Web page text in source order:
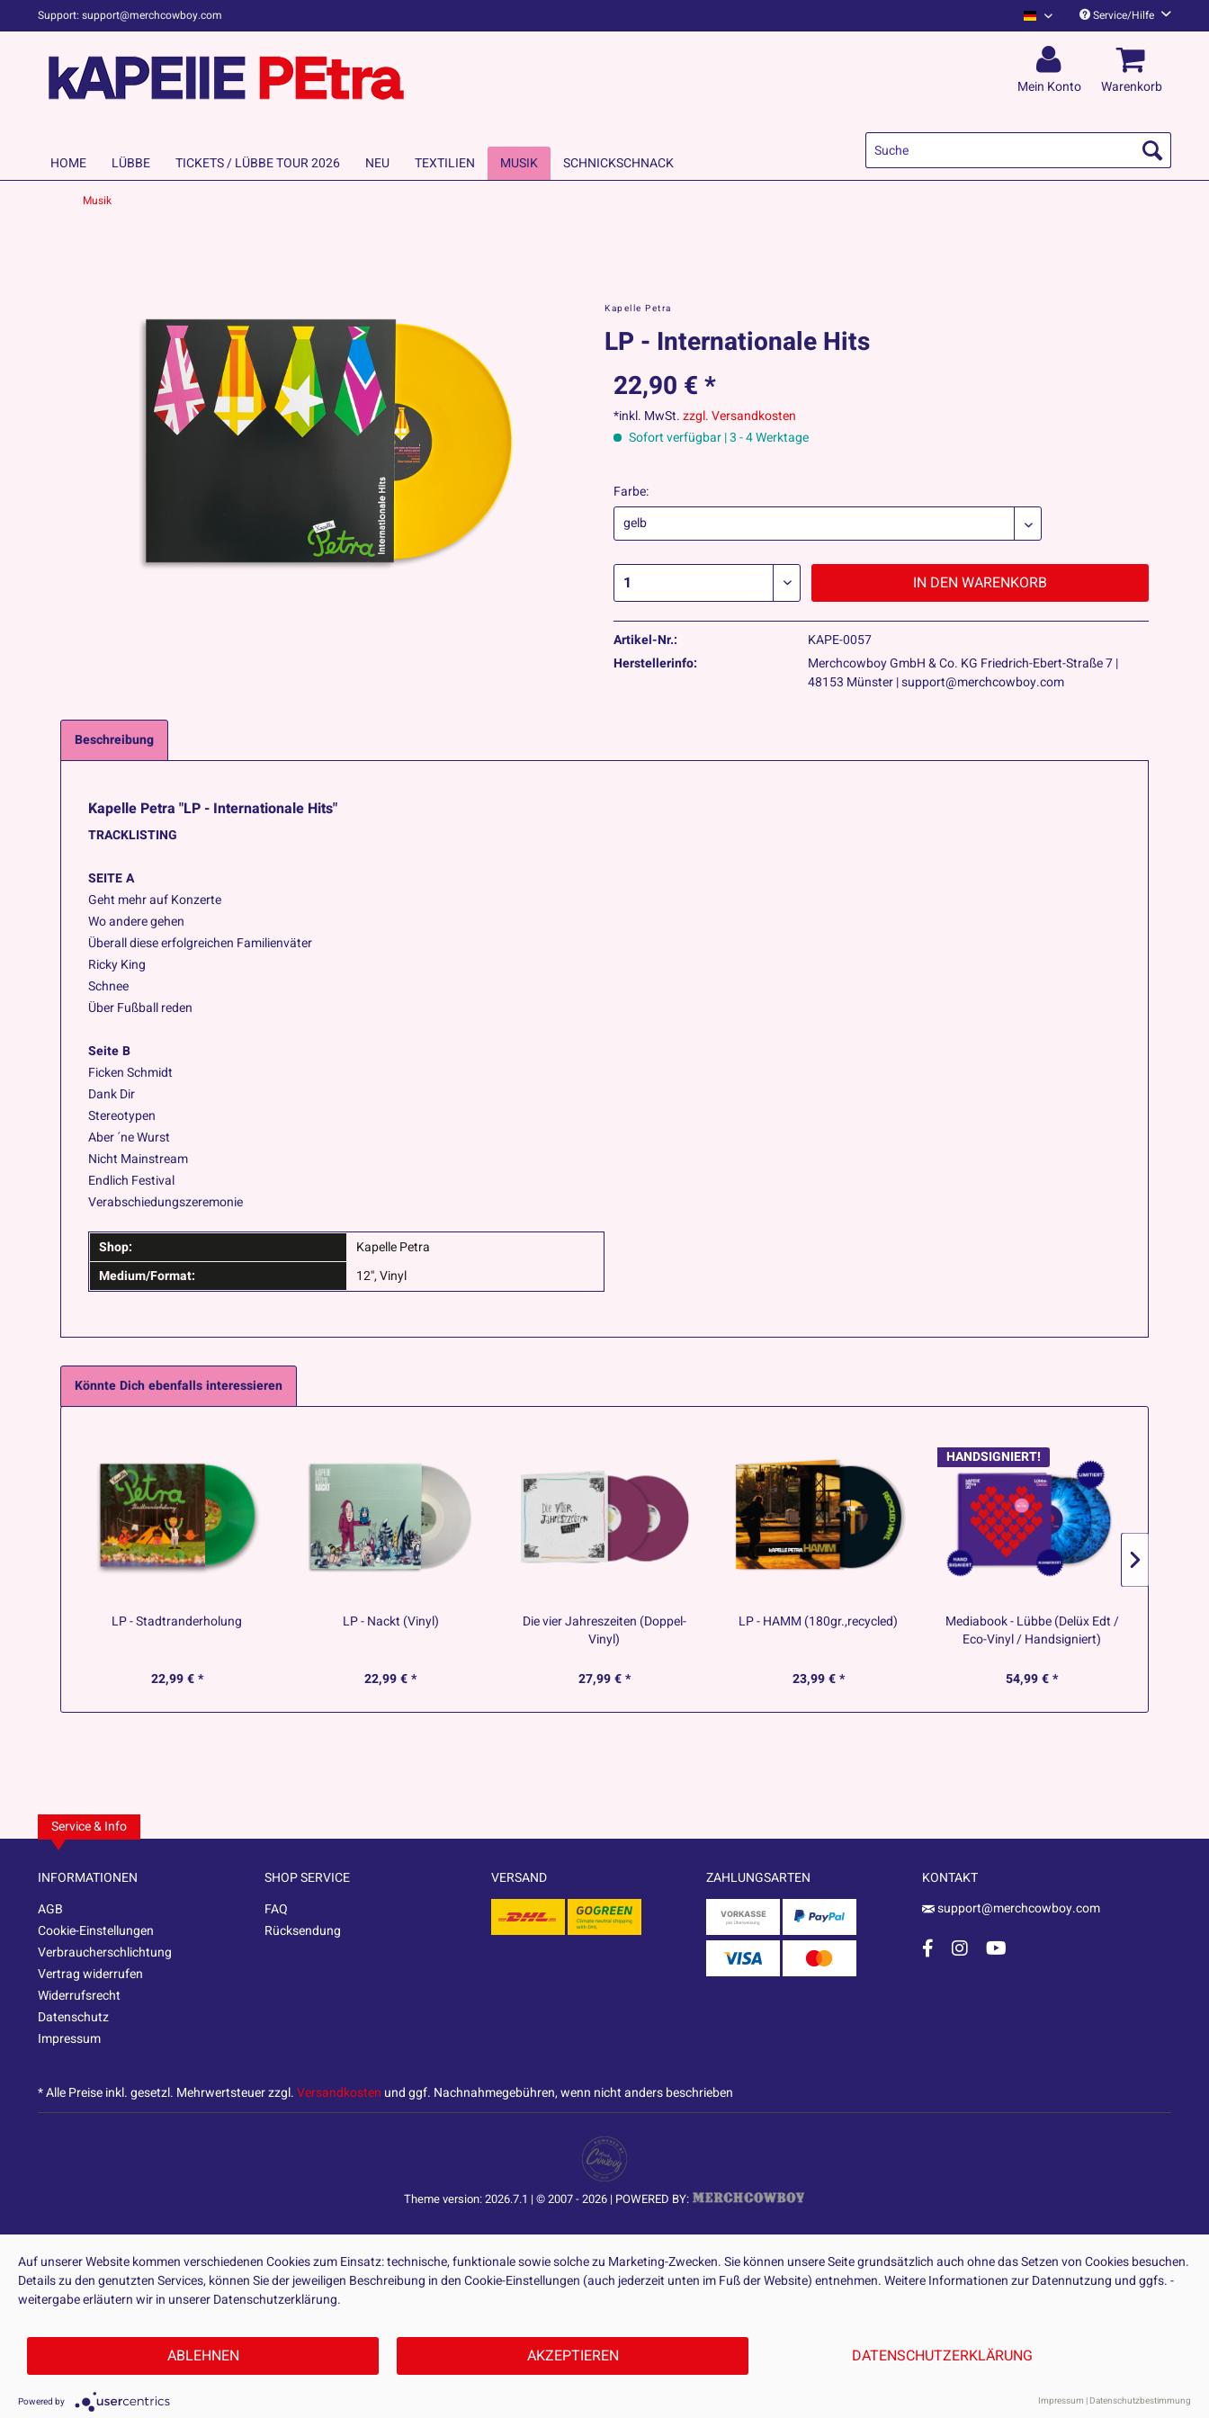
Support: support@merchcowboy.com Kapelle Petra Deutsch
Service/Hilfe
Mein Konto Warenkorb
HOME LÜBBE TICKETS / LÜBBE TOUR 2026 NEU TEXTILIEN MUSIK SCHNICKSCHNACK
Musik
Kapelle Petra
LP - Internationale Hits
22,90 € *
*inkl. MwSt.zzgl. Versandkosten
Sofort verfügbar | 3 - 4 Werktage
Farbe:
IN DEN WARENKORB
Artikel-Nr.:
KAPE-0057
Herstellerinfo:
Merchcowboy GmbH & Co. KG Friedrich-Ebert-Straße 7 |
48153 Münster | support@merchcowboy.com
Beschreibung
Kapelle Petra "LP - Internationale Hits"
TRACKLISTING
SEITE A
Geht mehr auf Konzerte
Wo andere gehen
Überall diese erfolgreichen Familienväter
Ricky King
Schnee
Über Fußball reden
Seite B
Ficken Schmidt
Dank Dir
Stereotypen
Aber ´ne Wurst
Nicht Mainstream
Endlich Festival
Verabschiedungszeremonie
Shop:
Kapelle Petra
Medium/Format:
12'', Vinyl
Könnte Dich ebenfalls interessieren
LP - Stadtranderholung
22,99 € *
LP - Nackt (Vinyl)
22,99 € *
Die vier Jahreszeiten (Doppel-
Vinyl)
27,99 € *
LP - HAMM (180gr.,recycled)
23,99 € *
HANDSIGNIERT!
Mediabook - Lübbe (Delüx Edt /
Eco-Vinyl / Handsigniert)
54,99 € *
Service & Info
INFORMATIONEN
AGB
Cookie-Einstellungen
Verbraucherschlichtung
Vertrag widerrufen
Widerrufsrecht
Datenschutz
Impressum
SHOP SERVICE
FAQ
Rücksendung
VERSAND ZAHLUNGSARTEN
KONTAKT
support@merchcowboy.com
* Alle Preise inkl. gesetzl. Mehrwertsteuer zzgl.Versandkosten und ggf. Nachnahmegebühren, wenn nicht anders beschrieben
Theme version: 2026.7.1 | © 2007 - 2026 | POWERED BY:
Auf unserer Website kommen verschiedenen Cookies zum Einsatz: technische, funktionale sowie solche zu Marketing-Zwecken. Sie können unsere Seite grundsätzlich auch ohne das Setzen von Cookies besuchen.
Details zu den genutzten Services, können Sie der jeweiligen Beschreibung in den Cookie-Einstellungen (auch jederzeit unten im Fuß der Website) entnehmen. Weitere Informationen zur Datennutzung und ggfs. -
weitergabe erläutern wir in unserer Datenschutzerklärung.
ABLEHNEN AKZEPTIEREN DATENSCHUTZERKLÄRUNG
Powered by Impressum | Datenschutzbestimmung